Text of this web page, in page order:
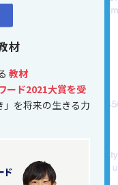
材
教材
ード2021大賞を受
を将来の生きる力